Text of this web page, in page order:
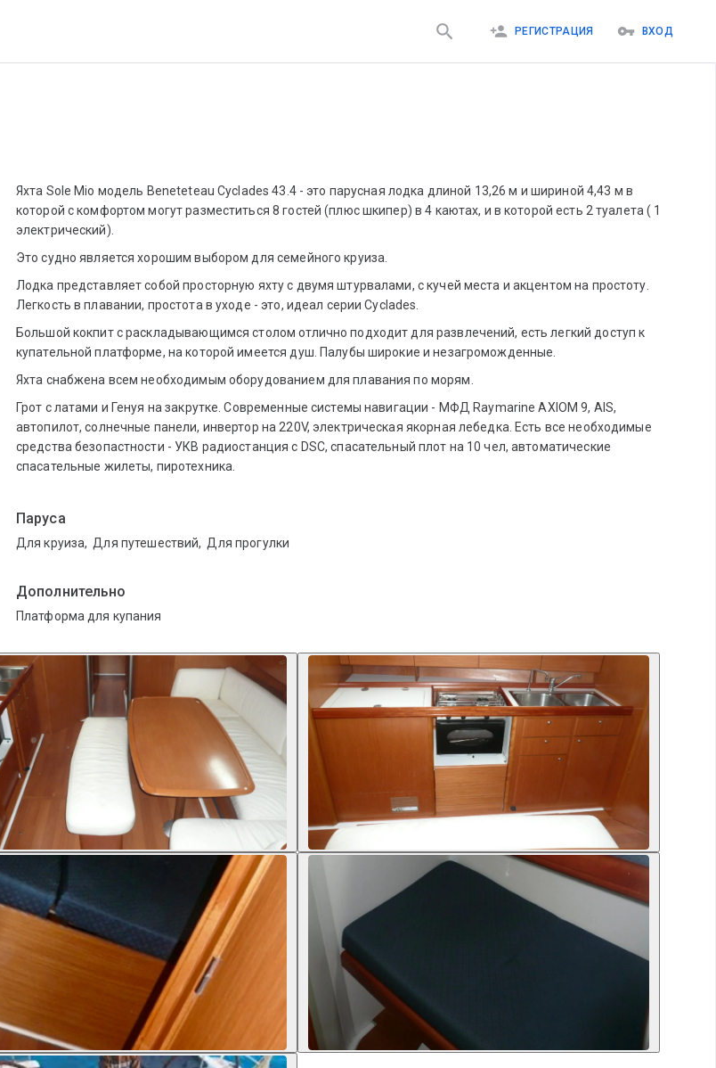
РЕГИСТРАЦИЯ ВХОД
Яхта Sole Mio модель Beneteteau Cyclades 43.4 - это парусная лодка длиной 13,26 м и шириной 4,43 м в
которой с комфортом могут разместиться 8 гостей (плюс шкипер) в 4 каютах, и в которой есть 2 туалета ( 1
электрический).
Это судно является хорошим выбором для семейного круиза.
Лодка представляет собой просторную яхту с двумя штурвалами, с кучей места и акцентом на простоту.
Легкость в плавании, простота в уходе - это, идеал серии Cyclades.
Большой кокпит с раскладывающимся столом отлично подходит для развлечений, есть легкий доступ к
купательной платформе, на которой имеется душ. Палубы широкие и незагроможденные.
Яхта снабжена всем необходимым оборудованием для плавания по морям.
Грот с латами и Генуя на закрутке. Современные системы навигации - МФД Raymarine AXIOM 9, AIS,
автопилот, солнечные панели, инвертор на 220V, электрическая якорная лебедка. Есть все необходимые
средства безопастности - УКВ радиостанция с DSC, спасательный плот на 10 чел, автоматические
спасательные жилеты, пиротехника.
Паруса
Для круиза, Для путешествий, Для прогулки
Дополнительно
Платформа для купания